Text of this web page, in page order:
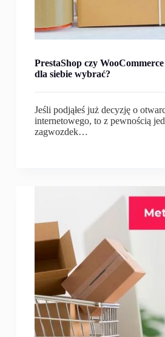
PrestaShop czy
dla siebie wybrać?
Jeśli podjąłeś już decyzję o
internetowego, to z pewnością
zagwozdek…